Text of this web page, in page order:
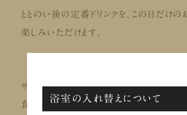
ととのい後の定番ドリンクを、この日だけ
楽しみいただけます。
サウナで整い、
食べて満たされ、
浴室の入れ替えについて